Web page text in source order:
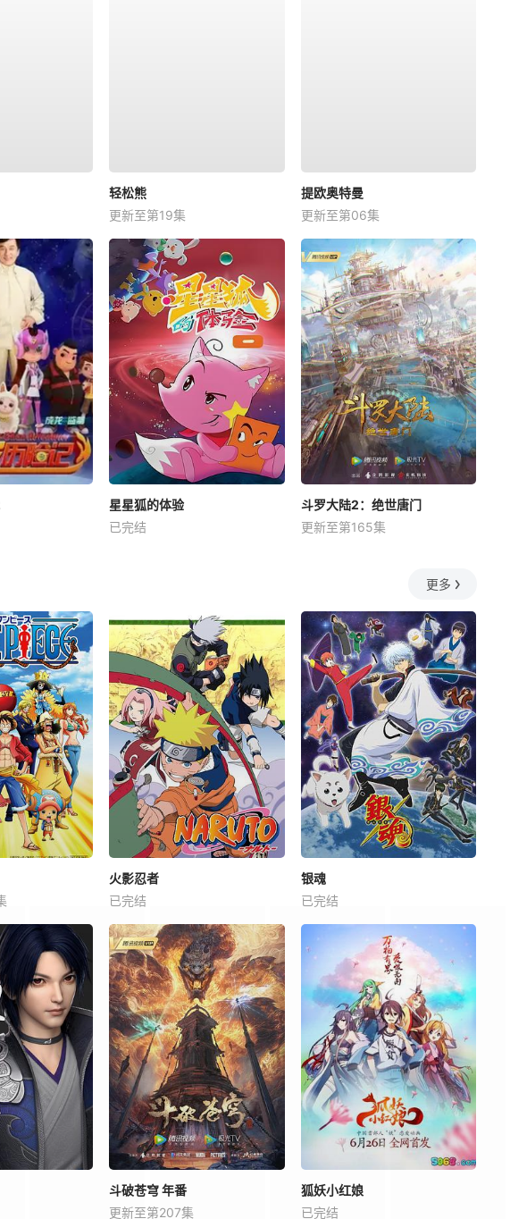
轻松熊
更新至第19集
提欧奥特曼
更新至第06集
星星狐的体验
已完结
斗罗大陆2：绝世唐门
更新至第165集
更多
火影忍者
已完结
银魂
已完结
斗破苍穹 年番
更新至第207集
狐妖小红娘
已完结